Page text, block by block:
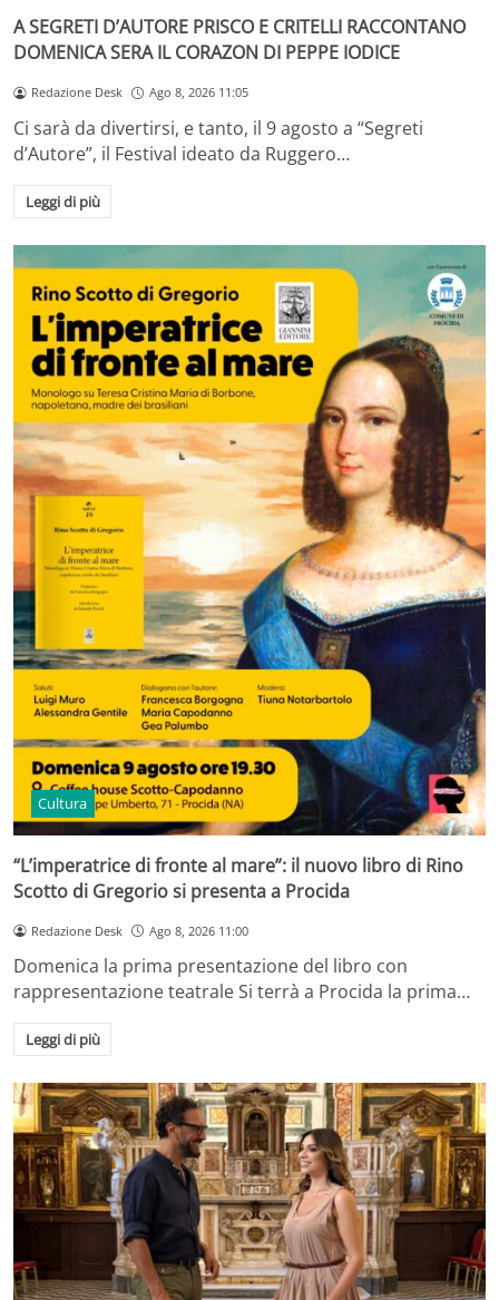
A SEGRETI D’AUTORE PRISCO E CRITELLI RACCONTANO
DOMENICA SERA IL CORAZON DI PEPPE IODICE
Redazione Desk Ago 8, 2026 11:05
Ci sarà da divertirsi, e tanto, il 9 agosto a “Segreti
d’Autore”, il Festival ideato da Ruggero…
Leggi di più
Cultura
“L’imperatrice di fronte al mare”: il nuovo libro di Rino
Scotto di Gregorio si presenta a Procida
Redazione Desk Ago 8, 2026 11:00
Domenica la prima presentazione del libro con
rappresentazione teatrale Si terrà a Procida la prima…
Leggi di più